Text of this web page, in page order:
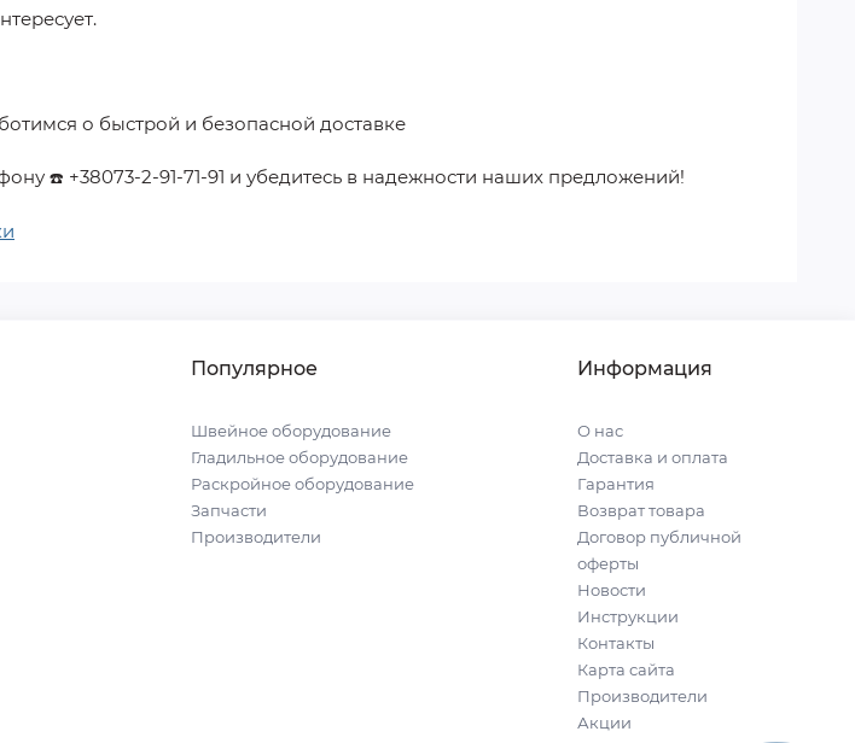
о быстрой и безопасной доставке
☎️ +38073-2-91-71-91 и убедитесь в надежности наших предложений!
Популярное
Швейное оборудование
Гладильное оборудование
Раскройное оборудование
Запчасти
Производители
Информация
О нас
Доставка и оплата
Гарантия
Возврат товара
Договор публичной
оферты
Новости
Инструкции
Контакты
Карта сайта
Производители
Акции